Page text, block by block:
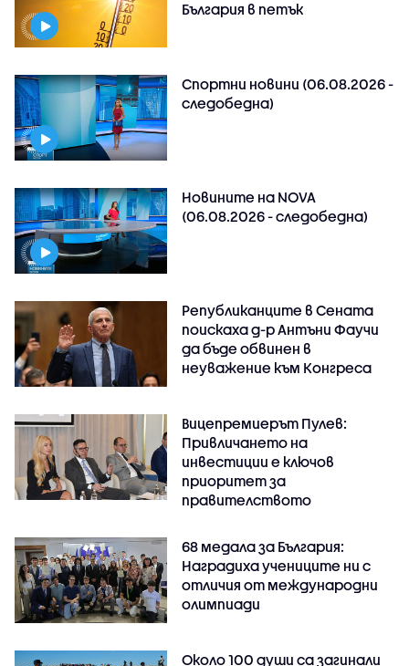
България в петък
Спортни новини (06.08.2026 -
следобедна)
Новините на NOVA
(06.08.2026 - следобедна)
Републиканците в Сената
поискаха д-р Антъни Фаучи
да бъде обвинен в
неуважение към Конгреса
Вицепремиерът Пулев:
Привличането на
инвестиции е ключов
приоритет за
правителството
68 медала за България:
Наградиха учениците ни с
отличия от международни
олимпиади
Около 100 души са загинали